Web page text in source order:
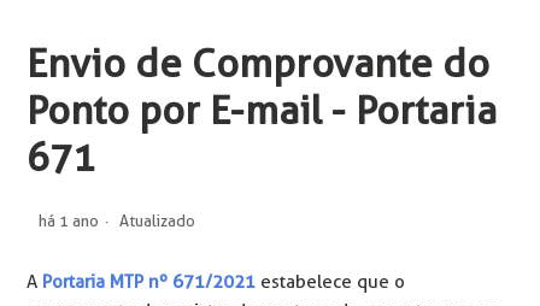
Envio de Comprovante do
Ponto por E-mail - Portaria
671
há 1 ano Atualizado
A Portaria MTP nº 671/2021 estabelece que o